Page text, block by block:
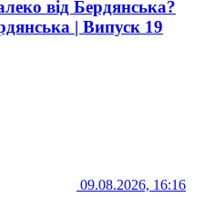
від Бердянська?
| Випуск 19
09.08.2026, 16:16